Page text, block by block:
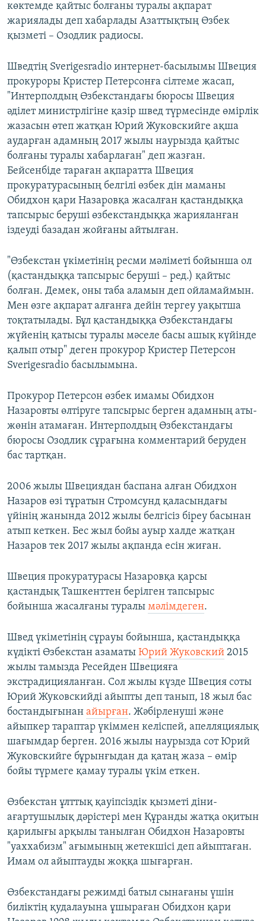
көктемде қайтыс болғаны туралы ақпарат
жариялады деп хабарлады Азаттықтың Өзбек
қызметі – Озодлик радиосы.
Шведтің Sverigesradio интернет-басылымы Швеция
прокуроры Кристер Петерсонға сілтеме жасап,
"Интерполдың Өзбекстандағы бюросы Швеция
әділет министрлігіне қазір швед түрмесінде өмірлік
жазасын өтеп жатқан Юрий Жуковскийге ақша
аударған адамның 2017 жылы наурызда қайтыс
болғаны туралы хабарлаған" деп жазған.
Бейсенбіде тараған ақпаратта Швеция
прокуратурасының белгілі өзбек дін маманы
Обидхон қари Назаровқа жасалған қастандыққа
тапсырыс беруші өзбекстандыққа жарияланған
іздеуді базадан жойғаны айтылған.
"Өзбекстан үкіметінің ресми мәліметі бойынша ол
(қастандыққа тапсырыс беруші – ред.) қайтыс
болған. Демек, оны таба аламын деп ойламаймын.
Мен өзге ақпарат алғанға дейін тергеу уақытша
тоқтатылады. Бұл қастандыққа Өзбекстандағы
жүйенің қатысы туралы мәселе басы ашық күйінде
қалып отыр" деген прокурор Кристер Петерсон
Sverigesradio басылымына.
Прокурор Петерсон өзбек имамы Обидхон
Назаровты өлтіруге тапсырыс берген адамның аты-
жөнін атамаған. Интерполдың Өзбекстандағы
бюросы Озодлик сұрағына комментарий беруден
бас тартқан.
2006 жылы Швециядан баспана алған Обидхон
Назаров өзі тұратын Стромсунд қаласындағы
үйінің жанында 2012 жылы белгісіз біреу басынан
атып кеткен. Бес жыл бойы ауыр халде жатқан
Назаров тек 2017 жылы ақпанда есін жиған.
Швеция прокуратурасы Назаровқа қарсы
қастандық Ташкенттен берілген тапсырыс
бойынша жасалғаны туралы мәлімдеген.
Швед үкіметінің сұрауы бойынша, қастандыққа
күдікті Өзбекстан азаматы Юрий Жуковский 2015
жылы тамызда Ресейден Швецияға
экстрадицияланған. Сол жылы күзде Швеция соты
Юрий Жуковскийді айыпты деп танып, 18 жыл бас
бостандығынан айырған. Жәбірленуші және
айыпкер тараптар үкіммен келіспей, апелляциялық
шағымдар берген. 2016 жылы наурызда сот Юрий
Жуковскийге бұрынғыдан да қатаң жаза – өмір
бойы түрмеге қамау туралы үкім еткен.
Өзбекстан ұлттық қауіпсіздік қызметі діни-
ағартушылық дәрістері мен Құранды жатқа оқитын
қарилығы арқылы танылған Обидхон Назаровты
"уаххабизм" ағымының жетекшісі деп айыптаған.
Имам ол айыптауды жоққа шығарған.
Өзбекстандағы режимді батыл сынағаны үшін
биліктің қудалауына ұшыраған Обидхон қари